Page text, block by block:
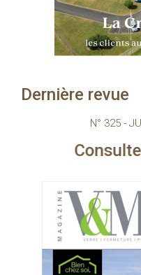
Dernière revue
N° 325 -
le magazine